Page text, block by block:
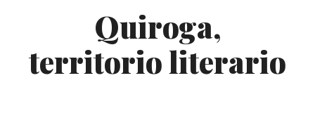
Quiroga,
territorio literario